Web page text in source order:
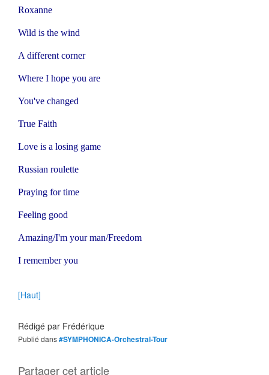
Roxanne
Wild is the wind
A different corner
Where I hope you are
You've changed
True Faith
Love is a losing game
Russian roulette
Praying for time
Feeling good
Amazing/I'm your man/Freedom
I remember you
[Haut]
Rédigé par Frédérique
Publié dans#SYMPHONICA-Orchestral-Tour
Partager cet article